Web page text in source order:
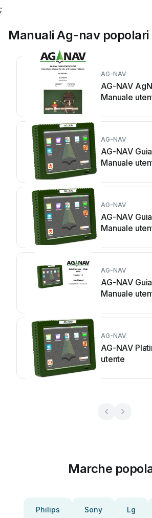
;
Manuali Ag-nav popolari
AG-NAV
AG-NAV
Manuale
AG-NAV
AG-NAV
Manuale
AG-NAV
AG-NAV
Manuale
AG-NAV
AG-NAV
Manuale
AG-NAV
AG-NAV
utente
Marche
Philips Sony Lg